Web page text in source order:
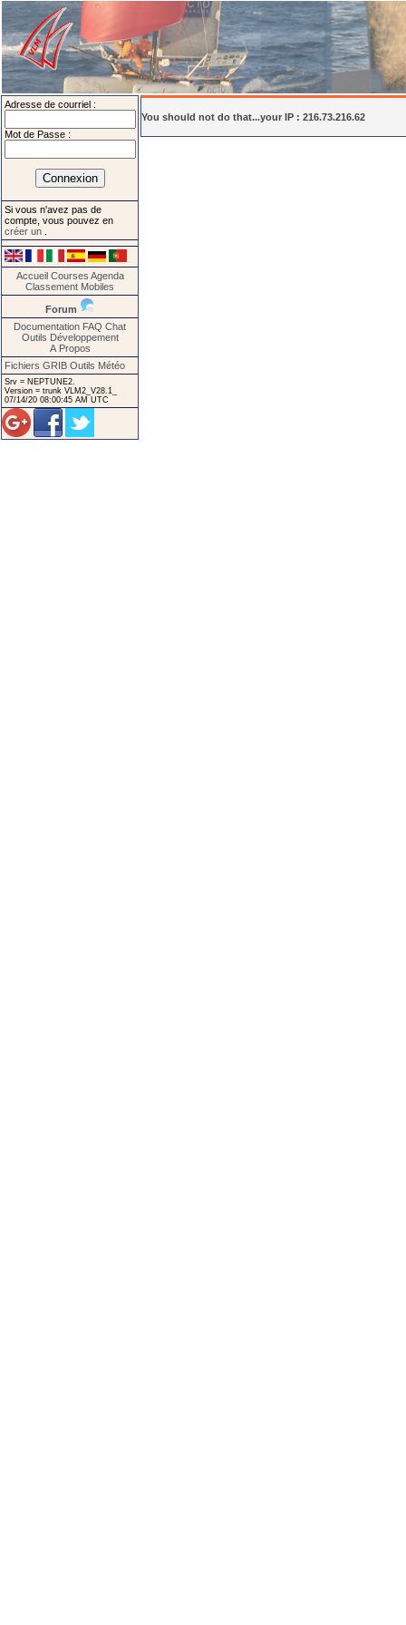
Adresse de courriel :
Mot de Passe :
Si vous n'avez pas de
compte, vous pouvez en
créer un
Accueil Courses Agenda
Classement Mobiles
Forum
Documentation FAQ Chat
Outils Développement
A Propos
Fichiers GRIB Outils Météo
Srv = NEPTUNE2.
Version = trunk VLM2_V28.1_
07/14/20 08:00:45 AM UTC
You should not do that...your IP : 216.73.216.62